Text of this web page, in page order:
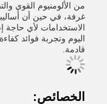
من الألومنيوم القوي
غرفة، في حين أن
اليوم وتجربة فوائد
قادمة.
الخصائص: